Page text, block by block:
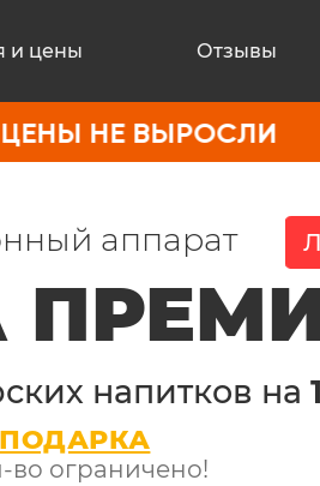
и цены Отзывы
ВЫРОСЛИ
аппарат
напитков на 1
ПОДАРКА
во ограничено!